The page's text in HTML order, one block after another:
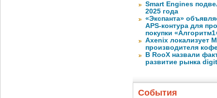
Smart Engines
2025 года
«Экспанта»
APS-контура для
покупки
Axenix локализует
производителя
В RooX назвали
развитие рынка
События